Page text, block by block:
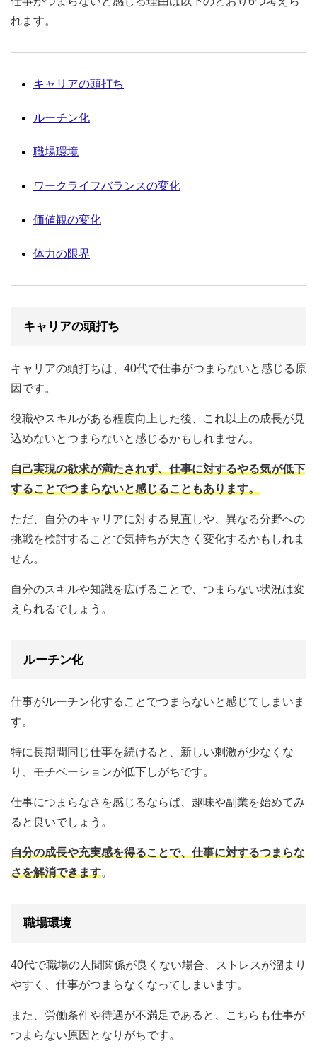
れます。
キャリアの頭打ち
ルーチン化
職場環境
ワークライフバランスの変化
価値観の変化
体力の限界
キャリアの頭打ち
キャリアの頭打ちは、40代で仕事がつまらないと感じる原
因です。
役職やスキルがある程度向上した後、これ以上の成長が見
込めないとつまらないと感じるかもしれません。
自己実現の欲求が満たされず、仕事に対するやる気が低下
することでつまらないと感じることもあります。
ただ、自分のキャリアに対する見直しや、異なる分野への
挑戦を検討することで気持ちが大きく変化するかもしれま
せん。
自分のスキルや知識を広げることで、つまらない状況は変
えられるでしょう。
ルーチン化
仕事がルーチン化することでつまらないと感じてしまいま
す。
特に長期間同じ仕事を続けると、新しい刺激が少なくな
り、モチベーションが低下しがちです。
仕事につまらなさを感じるならば、趣味や副業を始めてみ
ると良いでしょう。
自分の成長や充実感を得ることで、仕事に対するつまらな
さを解消できます。
職場環境
40代で職場の人間関係が良くない場合、ストレスが溜まり
やすく、仕事がつまらなくなってしまいます。
また、労働条件や待遇が不満足であると、こちらも仕事が
つまらない原因となりがちです。